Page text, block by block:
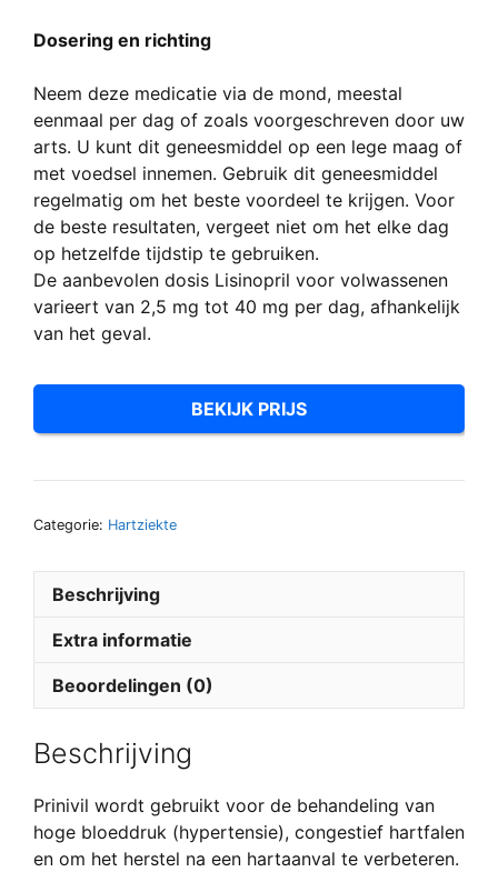
Dosering en richting
Neem deze medicatie via de mond, meestal
eenmaal per dag of zoals voorgeschreven door uw
arts. U kunt dit geneesmiddel op een lege maag of
met voedsel innemen. Gebruik dit geneesmiddel
regelmatig om het beste voordeel te krijgen. Voor
de beste resultaten, vergeet niet om het elke dag
op hetzelfde tijdstip te gebruiken.
De aanbevolen dosis Lisinopril voor volwassenen
varieert van 2,5 mg tot 40 mg per dag, afhankelijk
van het geval.
BEKIJK PRIJS
Categorie: Hartziekte
Beschrijving
Extra informatie
Beoordelingen (0)
Beschrijving
Prinivil wordt gebruikt voor de behandeling van
hoge bloeddruk (hypertensie), congestief hartfalen
en om het herstel na een hartaanval te verbeteren.